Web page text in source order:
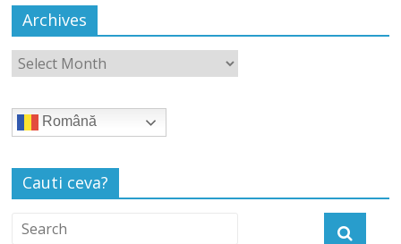
Archives
Română
Cauti ceva?